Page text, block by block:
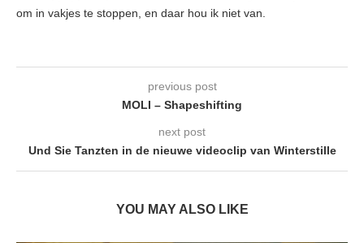
om in vakjes te stoppen, en daar hou ik niet van.
previous post
MOLI – Shapeshifting
next post
Und Sie Tanzten in de nieuwe videoclip van Winterstille
YOU MAY ALSO LIKE